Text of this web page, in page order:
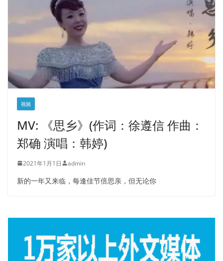
视频
MV: 《思乡》(作词：徐遵信 作曲：
郑确 演唱：韩婷)
2021年1月1日 admin
新的一年又来临，每逢佳节倍思亲，但无论你